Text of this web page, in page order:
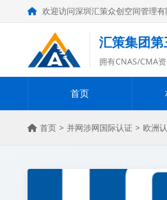
欢迎访问深圳汇策众创空间管理有
汇策集团
拥有CNAS/CMA
首页
首页 > 并网涉网国际认证 > 欧洲